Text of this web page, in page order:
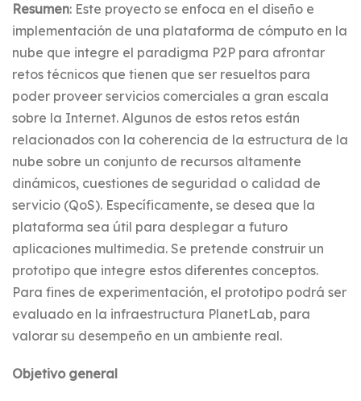
Resumen: Este proyecto se enfoca en el diseño e
implementación de una plataforma de cómputo en la
nube que integre el paradigma P2P para afrontar
retos técnicos que tienen que ser resueltos para
poder proveer servicios comerciales a gran escala
sobre la Internet. Algunos de estos retos están
relacionados con la coherencia de la estructura de la
nube sobre un conjunto de recursos altamente
dinámicos, cuestiones de seguridad o calidad de
servicio (QoS). Específicamente, se desea que la
plataforma sea útil para desplegar a futuro
aplicaciones multimedia. Se pretende construir un
prototipo que integre estos diferentes conceptos.
Para fines de experimentación, el prototipo podrá ser
evaluado en la infraestructura PlanetLab, para
valorar su desempeño en un ambiente real.
Objetivo general